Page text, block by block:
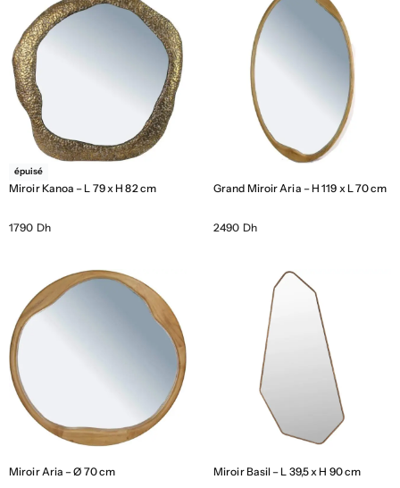
épuisé
Miroir Kanoa – L 79 x H 82 cm
1790 Dh
Grand Miroir Aria – H 119 x L 70 cm
2490 Dh
Miroir Aria – Ø 70 cm Miroir Basil – L 39,5 x H 90 cm